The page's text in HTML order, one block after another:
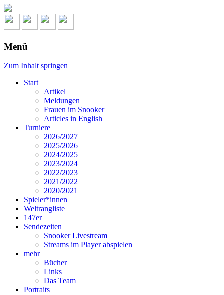
Menü
Zum Inhalt springen
Start
Artikel
Meldungen
Frauen im Snooker
Articles in English
Turniere
2026/2027
2025/2026
2024/2025
2023/2024
2022/2023
2021/2022
2020/2021
Spieler*innen
Weltrangliste
147er
Sendezeiten
Snooker Livestream
Streams im Player abspielen
mehr
Bücher
Links
Das Team
Portraits